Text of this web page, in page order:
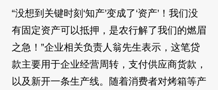
“没想到关键时刻‘知产’变成了‘资产’！我们没
有固定资产可以抵押，是农行解了我们的燃眉
之急！”企业相关负责人翁先生表示，这笔贷
款主要用于企业经营周转，支付供应商货款，
以及新开一条生产线。随着消费者对烤箱等产